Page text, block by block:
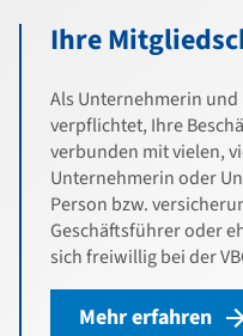
Ihre
Als Unternehmerin
verpflichtet, Ihre
verbunden mit vielen,
Unternehmerin oder
Person bzw.
Geschäftsführer oder
sich freiwillig bei der
Mehr erfahren